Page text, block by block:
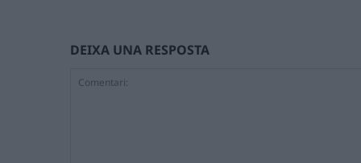
DEIXA UNA RESPOSTA